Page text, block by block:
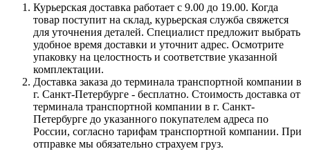
Курьерская доставка работает с 9.00 до 19.00. Когда
товар поступит на склад, курьерская служба свяжется
для уточнения деталей. Специалист предложит выбрать
удобное время доставки и уточнит адрес. Осмотрите
упаковку на целостность и соответствие указанной
комплектации.
Доставка заказа до терминала транспортной компании в
г. Санкт-Петербурге - бесплатно. Стоимость доставка от
терминала транспортной компании в г. Санкт-
Петербурге до указанного покупателем адреса по
России, согласно тарифам транспортной компании. При
отправке мы обязательно страхуем груз.